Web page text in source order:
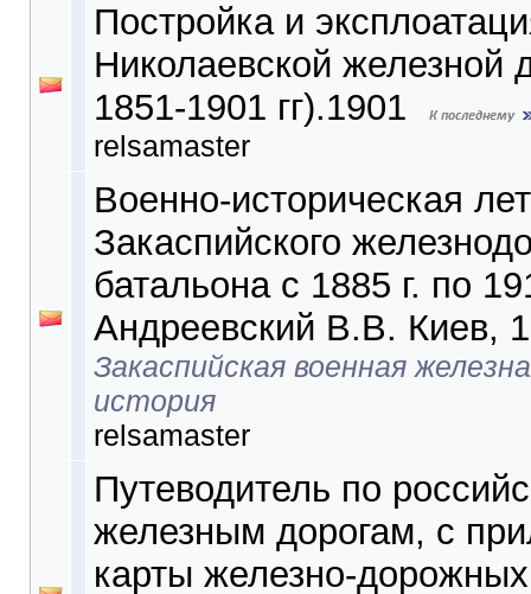
Постройка и
Николаевской железной
1851-1901 гг).1901
relsamaster
Военно-историческая
Закаспийского
батальона с 1885 г. по
Андреевский В.В. Киев,
Закаспийская военная
история
relsamaster
Путеводитель по
железным дорогам, с
карты железно-